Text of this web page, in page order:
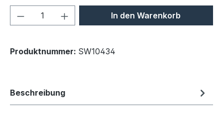
Produkt Anzahl: Gib denIn den Warenkorb
Produktnummer: SW10434
Beschreibung